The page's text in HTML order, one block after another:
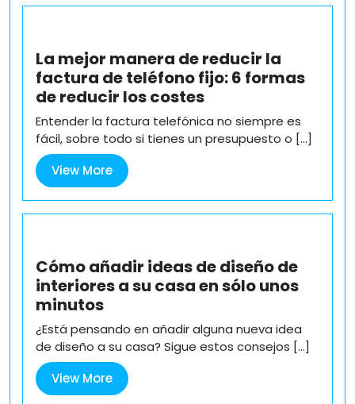
La mejor manera de reducir la
factura de teléfono fijo: 6 formas
de reducir los costes
Entender la factura telefónica no siempre es
fácil, sobre todo si tienes un presupuesto o [...]
View MoreView
More
Cómo añadir ideas de diseño de
interiores a su casa en sólo unos
minutos
¿Está pensando en añadir alguna nueva idea
de diseño a su casa? Sigue estos consejos [...]
View MoreView
More